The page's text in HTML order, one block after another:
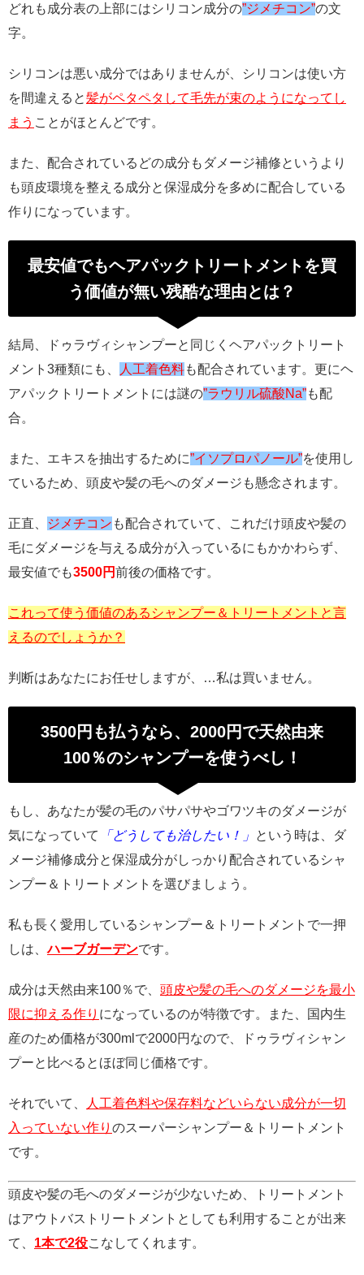
どれも成分表の上部にはシリコン成分の”ジメチコン”の文
字。
シリコンは悪い成分ではありませんが、シリコンは使い方
を間違えると髪がペタペタして毛先が束のようになってし
まう ことがほとんどです。
また、配合されているどの成分もダメージ補修というより
も頭皮環境を整える成分と保湿成分を多めに配合している
作りになっています。
最安値でもヘアパックトリートメントを買
う価値が無い残酷な理由とは？
結局、ドゥラヴィシャンプーと同じくヘアパックトリート
メント3種類にも、
人工着色料も配合されています。更にヘ
アパックトリートメントには謎の”ラウリル硫酸Na”も配
合。
また、エキスを抽出するために”イソプロパノール”を使用し
ているため、頭皮や髪の毛へのダメージも懸念されます。
正直、 ジメチコン も配合されていて、これだけ頭皮や髪の
毛にダメージを与える成分が入っているにもかかわらず、
最安値でも3500円前後の価格です。
これって使う価値のあるシャンプー＆トリートメントと言
えるのでしょうか？
判断はあなたにお任せしますが、…私は買いません。
3500円も払うなら、2000円で天然由来
100％のシャンプーを使うべし！
もし、あなたが髪の毛のパサパサやゴワツキのダメージが
気になっていて
「どうしても治したい！」 という時は、ダ
メージ補修成分と保湿成分がしっかり配合されているシャ
ンプー＆トリートメントを選びましょう。
私も長く愛用しているシャンプー＆トリートメントで一押
しは、ハーブガーデンです。
成分は天然由来100％で、 頭皮や髪の毛へのダメージを最小
限に抑える作り になっているのが特徴です。また、国内生
産のため価格が300mlで2000円なので、ドゥラヴィシャン
プーと比べるとほぼ同じ価格です。
それでいて、
人工着色料や保存料などいらない成分が一切
入っていない作り のスーパーシャンプー＆トリートメント
です。
頭皮や髪の毛へのダメージが少ないため、トリートメント
はアウトバストリートメントとしても利用することが出来
て、 1本で2役こなしてくれます。